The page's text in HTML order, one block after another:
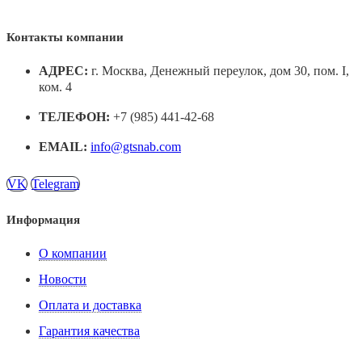
Контакты компании
АДРЕС: г. Москва, Денежный переулок, дом 30, пом. I,
ком. 4
ТЕЛЕФОН: +7 (985) 441-42-68
EMAIL: info@gtsnab.com
VK Telegram
Информация
О компании
Новости
Оплата и доставка
Гарантия качества